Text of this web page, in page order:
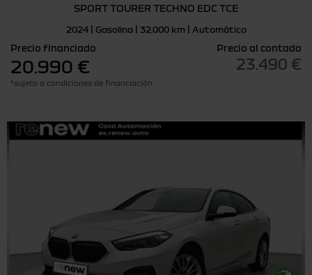
SPORT TOURER TECHNO EDC TCE
2024 | Gasolina | 32.000 km | Automático
Precio financiado
20.990 €
*sujeto a condiciones de financiación
Precio al contado
23.490 €